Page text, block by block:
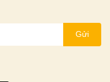
Gửi